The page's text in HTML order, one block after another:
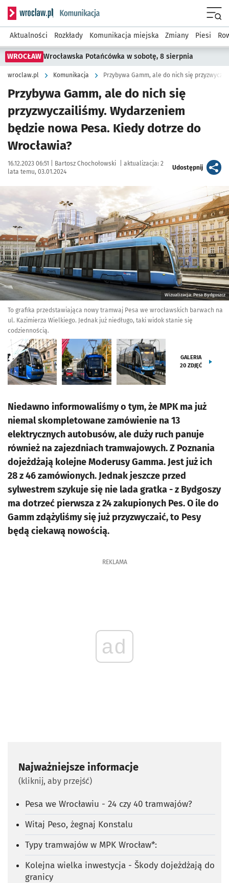
Serwis informacyjny wroclaw.pl podserwis: Komunikacja
Aktualności Rozkłady Komunikacja miejska Zmiany Piesi
WROCŁAW Wrocławska Potańcówka w sobotę, 8 sierpnia
wroclaw.pl Komunikacja
Przybywa Gamm, ale do nich się
przyzwyczailiśmy. Wydarzeniem
będzie nowa Pesa. Kiedy dotrze do
Wrocławia?
Data publikacji:
16.12.2023 06:51 | Autor:
Bartosz Chochołowski aktualizacja: 2
lata temu, 03.01.2024
Udostępnijartykuł
Wizualizacja: Pesa Bydgoszcz
To grafika przedstawiająca nowy tramwaj Pesa we wrocławskich barwach na
ul. Kazimierza Wielkiego. Jednak już niedługo, taki widok stanie się
codziennością.
GALERIA
20 ZDJĘĆ
Niedawno informowaliśmy o tym, że MPK ma już
niemal skompletowane zamówienie na 13
elektrycznych autobusów, ale duży ruch panuje
również na zajezdniach tramwajowych. Z Poznania
dojeżdżają kolejne Moderusy Gamma. Jest już ich
28 z 46 zamówionych. Jednak jeszcze przed
sylwestrem szykuje się nie lada gratka - z Bydgoszy
ma dotrzeć pierwsza z 24 zakupionych Pes. O ile do
Gamm zdążyliśmy się już przyzwyczaić, to Pesy
będą ciekawą nowością.
REKLAMA
ad
Najważniejsze informacje
(kliknij, aby przejść)
Pesa we Wrocławiu - 24 czy 40 tramwajów?
Witaj Peso, żegnaj Konstalu
Typy tramwajów w MPK Wrocław*:
Kolejna wielka inwestycja - Škody dojeżdżają do
granicy